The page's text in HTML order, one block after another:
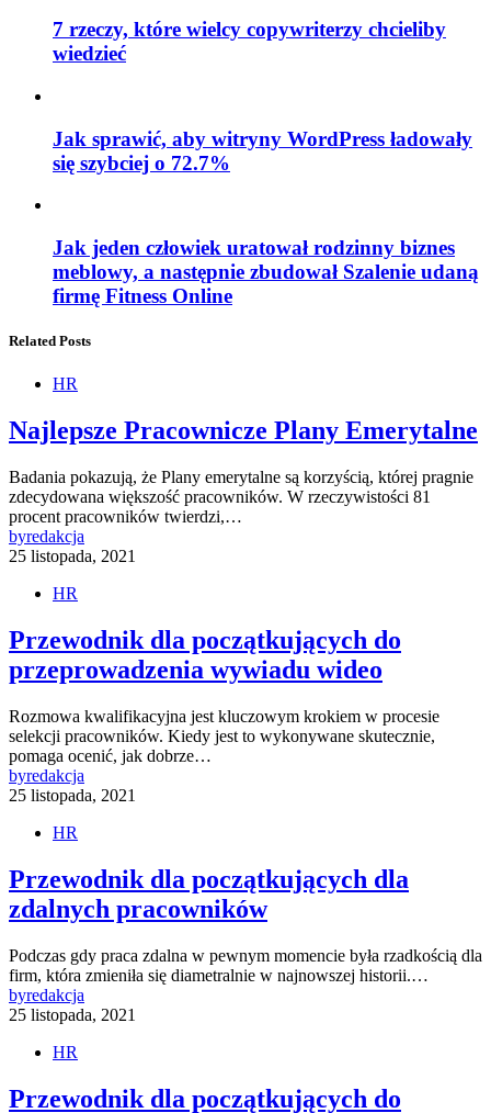
7 rzeczy, które wielcy copywriterzy chcieliby
wiedzieć
Jak sprawić, aby witryny WordPress ładowały
się szybciej o 72.7%
Jak jeden człowiek uratował rodzinny biznes
meblowy, a następnie zbudował Szalenie udaną
firmę Fitness Online
Related Posts
HR
Najlepsze Pracownicze Plany Emerytalne
Badania pokazują, że Plany emerytalne są korzyścią, której pragnie
zdecydowana większość pracowników. W rzeczywistości 81
procent pracowników twierdzi,…
byredakcja
25 listopada, 2021
HR
Przewodnik dla początkujących do
przeprowadzenia wywiadu wideo
Rozmowa kwalifikacyjna jest kluczowym krokiem w procesie
selekcji pracowników. Kiedy jest to wykonywane skutecznie,
pomaga ocenić, jak dobrze…
byredakcja
25 listopada, 2021
HR
Przewodnik dla początkujących dla
zdalnych pracowników
Podczas gdy praca zdalna w pewnym momencie była rzadkością dla
firm, która zmieniła się diametralnie w najnowszej historii.…
byredakcja
25 listopada, 2021
HR
Przewodnik dla początkujących do